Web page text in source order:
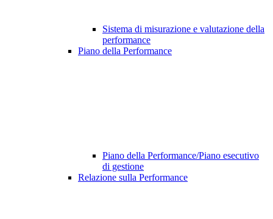
Sistema di misurazione e valutazione della
performance
Piano della Performance
Piano della Performance/Piano esecutivo
di gestione
Relazione sulla Performance